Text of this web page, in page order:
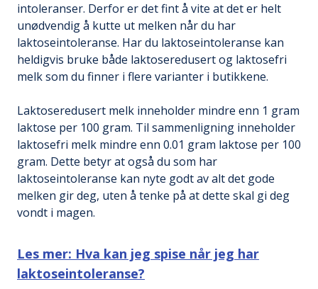
intoleranser. Derfor er det fint å vite at det er helt
unødvendig å kutte ut melken når du har
laktoseintoleranse. Har du laktoseintoleranse kan
heldigvis bruke både laktoseredusert og laktosefri
melk som du finner i flere varianter i butikkene.
Laktoseredusert melk inneholder mindre enn 1 gram
laktose per 100 gram. Til sammenligning inneholder
laktosefri melk mindre enn 0.01 gram laktose per 100
gram. Dette betyr at også du som har
laktoseintoleranse kan nyte godt av alt det gode
melken gir deg, uten å tenke på at dette skal gi deg
vondt i magen.
Les mer: Hva kan jeg spise når jeg har
laktoseintoleranse?